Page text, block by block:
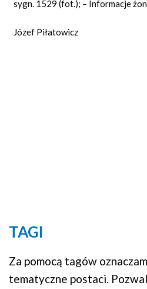
sygn. 1529 (fot.); – Informacje
Józef Piłatowicz
TAGI
Za pomocą tagów
tematyczne postaci.